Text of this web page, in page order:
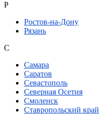
Р
Ростов-на-Дону
Рязань
С
Самара
Саратов
Севастополь
Северная Осетия
Смоленск
Ставропольский край